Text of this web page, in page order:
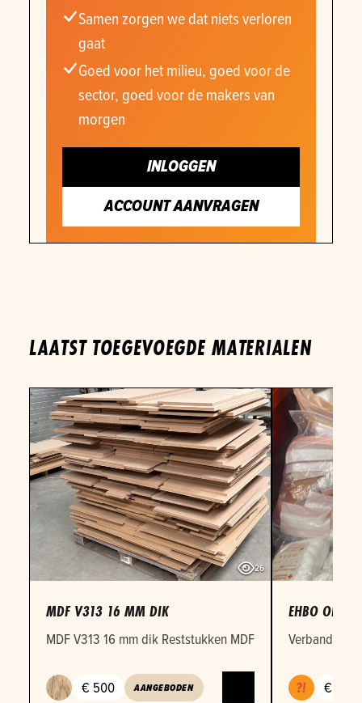
Samen zorgen we dat niets verloren
gaat
Goed voor het milieu, goed voor de
sector, goed voor de makers van
morgen
INLOGGEN
ACCOUNT AANVRAGEN
LAATST TOEGEVOEGDE MATERIALEN
26
MDF V313 16 MM DIK
MDF V313 16 mm dik Reststukken MDF 16mm in
€ 500 AANGEBODEN
EHBO
€ 1